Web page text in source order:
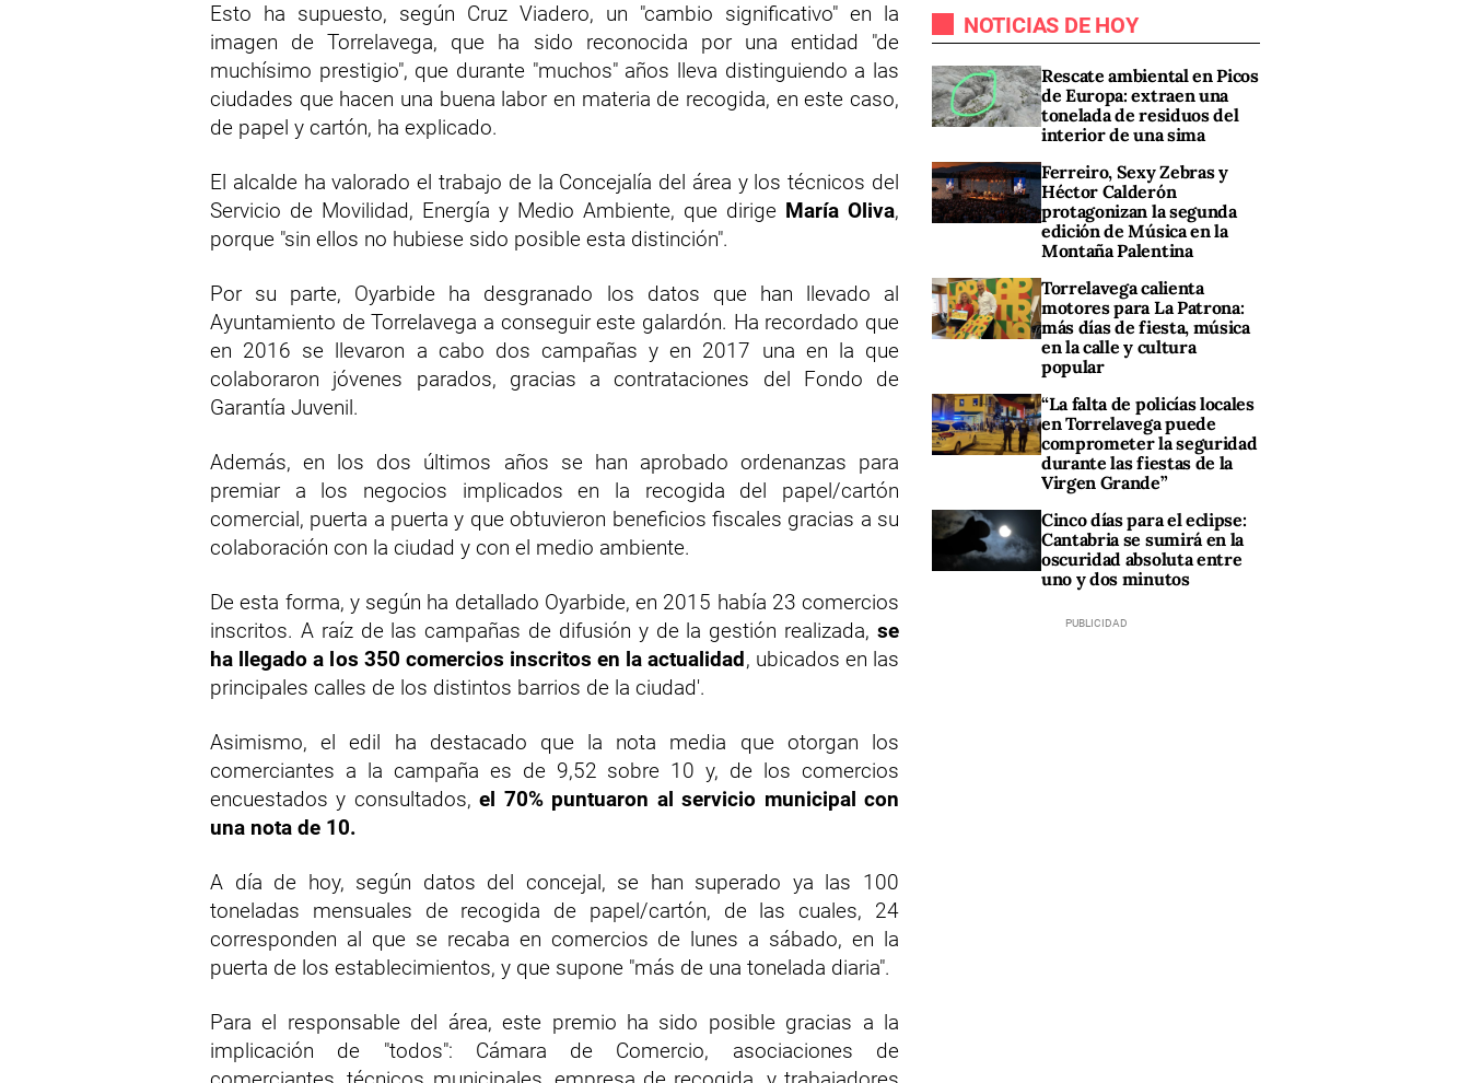
Esto ha supuesto, según Cruz Viadero, un "cambio significativo" en la
imagen de Torrelavega, que ha sido reconocida por una entidad "de
muchísimo prestigio", que durante "muchos" años lleva distinguiendo a las
ciudades que hacen una buena labor en materia de recogida, en este caso,
de papel y cartón, ha explicado.
El alcalde ha valorado el trabajo de la Concejalía del área y los técnicos del
Servicio de Movilidad, Energía y Medio Ambiente, que dirige María Oliva,
porque "sin ellos no hubiese sido posible esta distinción".
Por su parte, Oyarbide ha desgranado los datos que han llevado al
Ayuntamiento de Torrelavega a conseguir este galardón. Ha recordado que
en 2016 se llevaron a cabo dos campañas y en 2017 una en la que
colaboraron jóvenes parados, gracias a contrataciones del Fondo de
Garantía Juvenil.
Además, en los dos últimos años se han aprobado ordenanzas para
premiar a los negocios implicados en la recogida del papel/cartón
comercial, puerta a puerta y que obtuvieron beneficios fiscales gracias a su
colaboración con la ciudad y con el medio ambiente.
De esta forma, y según ha detallado Oyarbide, en 2015 había 23 comercios
inscritos. A raíz de las campañas de difusión y de la gestión realizada, se
ha llegado a los 350 comercios inscritos en la actualidad, ubicados en las
principales calles de los distintos barrios de la ciudad'.
Asimismo, el edil ha destacado que la nota media que otorgan los
comerciantes a la campaña es de 9,52 sobre 10 y, de los comercios
encuestados y consultados,el 70% puntuaron al servicio municipal con
una nota de 10.
A día de hoy, según datos del concejal, se han superado ya las 100
toneladas mensuales de recogida de papel/cartón, de las cuales, 24
corresponden al que se recaba en comercios de lunes a sábado, en la
puerta de los establecimientos, y que supone "más de una tonelada diaria".
Para el responsable del área, este premio ha sido posible gracias a la
implicación de "todos": Cámara de Comercio, asociaciones de
NOTICIAS DE HOY
Rescate ambiental en Picos
de Europa: extraen una
tonelada de residuos del
interior de una sima
Ferreiro, Sexy Zebras y
Héctor Calderón
protagonizan la segunda
edición de Música en la
Montaña Palentina
Torrelavega calienta
motores para La Patrona:
más días de fiesta, música
en la calle y cultura
popular
“La falta de policías locales
en Torrelavega puede
comprometer la seguridad
durante las fiestas de la
Virgen Grande”
Cinco días para el eclipse:
Cantabria se sumirá en la
oscuridad absoluta entre
uno y dos minutos